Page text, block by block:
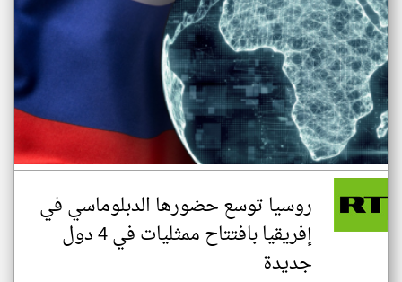
روسيا توسع حضورها الدبلوماسي في
إفريقيا بافتتاح ممثليات في 4 دول
جديدة